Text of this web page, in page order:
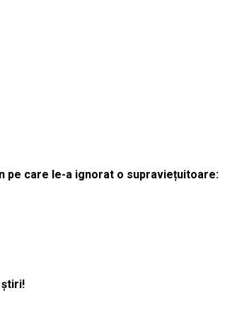
pe care le-a ignorat o supraviețuitoare:
știri!